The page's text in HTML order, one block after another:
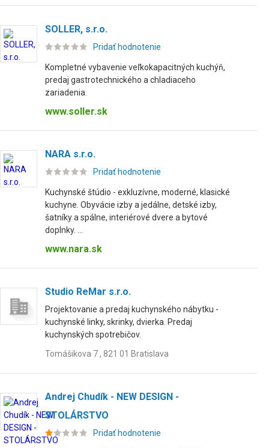
SOLLER, s.r.o.
Pridať hodnotenie
Kompletné vybavenie veľkokapacitných kuchýň,
predaj gastrotechnického a chladiaceho
zariadenia.
www.soller.sk
NARA s.r.o.
Pridať hodnotenie
Kuchynské štúdio - exkluzívne, moderné, klasické
kuchyne. Obyvácie izby a jedálne, detské izby,
šatníky a spálne, interiérové dvere a bytové
doplnky. ...
www.nara.sk
Studio ReMar s.r.o.
Projektovanie a predaj kuchynského nábytku -
kuchynské linky, skrinky, dvierka. Predaj
kuchynských spotrebičov.
Tomášikova 7 , 821 01 Bratislava
Andrej Chudík - NEW DESIGN -
STOLÁRSTVO
Pridať hodnotenie